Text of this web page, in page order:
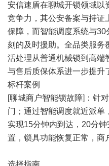
安信速盾在聊城开锁领域以
竞争力，其公安备案与持证
保障，而智能调度系统与
刻的及时援助。全品类服务
活处理从普通机械锁到高端
与售后质保体系进一步提升
标杆案例
[聊城商户智能锁故障]：针
门；通过智能调度就近派单
实现15分钟内到达，20分
置，锁具功能恢复正常，商
选择指南